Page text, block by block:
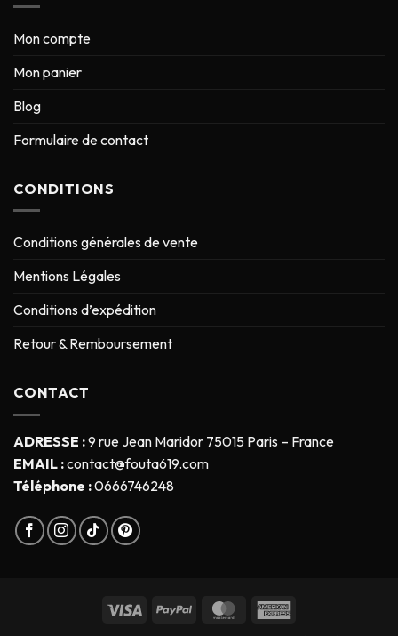
Mon compte
Mon panier
Blog
Formulaire de contact
CONDITIONS
Conditions générales de vente
Mentions Légales
Conditions d’expédition
Retour & Remboursement
CONTACT
ADRESSE :9 rue Jean Maridor 75015 Paris – France
EMAIL :contact@fouta619.com
Téléphone :0666746248